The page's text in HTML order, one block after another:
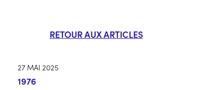
RETOUR AUX ARTICLES
27 MAI 2025
1976